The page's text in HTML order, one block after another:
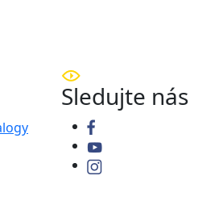
Sledujte nás